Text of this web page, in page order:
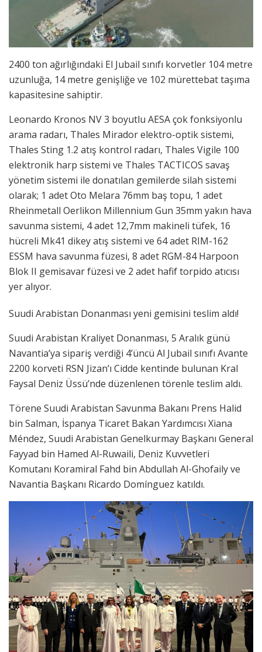
2400 ton ağırlığındaki El Jubail sınıfı korvetler 104 metre
uzunluğa, 14 metre genişliğe ve 102 mürettebat taşıma
kapasitesine sahiptir.
Leonardo Kronos NV 3 boyutlu AESA çok fonksiyonlu
arama radarı, Thales Mirador elektro-optik sistemi,
Thales Sting 1.2 atış kontrol radarı, Thales Vigile 100
elektronik harp sistemi ve Thales TACTICOS savaş
yönetim sistemi ile donatılan gemilerde silah sistemi
olarak; 1 adet Oto Melara 76mm baş topu, 1 adet
Rheinmetall Oerlikon Millennium Gun 35mm yakın hava
savunma sistemi, 4 adet 12,7mm makineli tüfek, 16
hücreli Mk41 dikey atış sistemi ve 64 adet RIM-162
ESSM hava savunma füzesi, 8 adet RGM-84 Harpoon
Blok II gemisavar füzesi ve 2 adet hafif torpido atıcısı
yer alıyor.
Suudi Arabistan Donanması yeni gemisini teslim aldı!
Suudi Arabistan Kraliyet Donanması, 5 Aralık günü
Navantia’ya sipariş verdiği 4’üncü Al Jubail sınıfı Avante
2200 korveti RSN Jizan’ı Cidde kentinde bulunan Kral
Faysal Deniz Üssü’nde düzenlenen törenle teslim aldı.
Törene Suudi Arabistan Savunma Bakanı Prens Halid
bin Salman, İspanya Ticaret Bakan Yardımcısı Xiana
Méndez, Suudi Arabistan Genelkurmay Başkanı General
Fayyad bin Hamed Al-Ruwaili, Deniz Kuvvetleri
Komutanı Koramiral Fahd bin Abdullah Al-Ghofaily ve
Navantia Başkanı Ricardo Domínguez katıldı.